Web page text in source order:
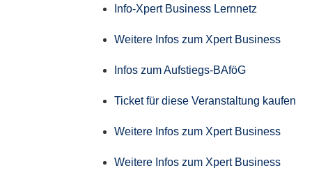
Info-Xpert Business Lernnetz
Weitere Infos zum Xpert Business
Infos zum Aufstiegs-BAföG
Ticket für diese Veranstaltung kaufen
Weitere Infos zum Xpert Business
Weitere Infos zum Xpert Business